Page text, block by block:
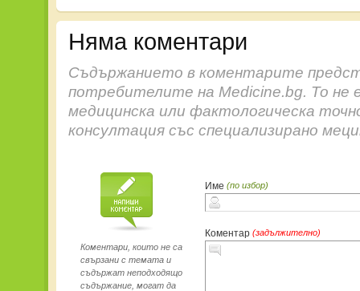
Няма коментари
Съдържанието в коментарите
потребителите на Medicine.bg. То не
медицинска или фактологическа
консултация със специализирано
Име (по избор)
Коментар (задължително)
Коментари, които не са
свързани с темата и
съдържат неподходящо
съдържание, могат да